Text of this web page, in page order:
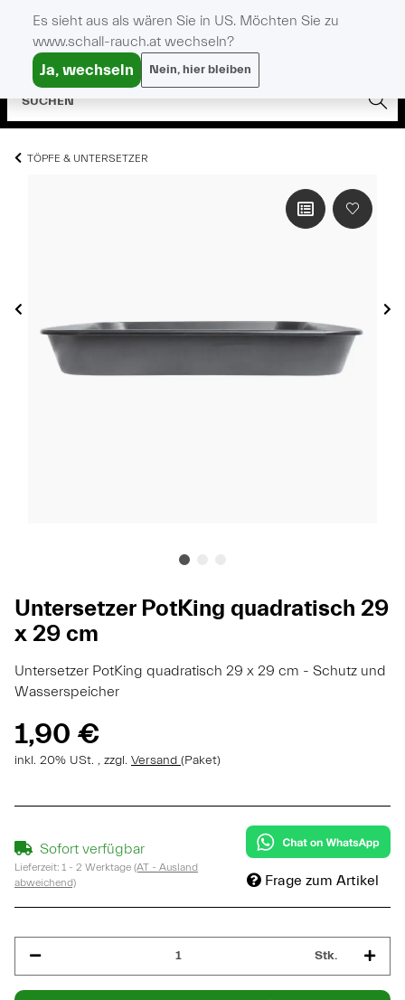
TÖPFE & UNTERSETZER
Untersetzer PotKing quadratisch 29
x 29 cm
Untersetzer PotKing quadratisch 29 x 29 cm - Schutz und
Wasserspeicher
1,90 €
inkl. 20% USt. , zzgl. Versand (Paket)
Sofort verfügbar
Lieferzeit: 1 - 2 Werktage (AT - Ausland
abweichend)
Frage zum Artikel
Stk.
Es sieht aus als wären Sie in US. Möchten Sie zu
www.schall-rauch.at wechseln?
Ja, wechseln Nein, hier bleiben